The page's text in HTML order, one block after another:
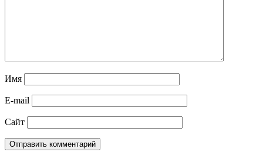
Имя
E-mail
Сайт